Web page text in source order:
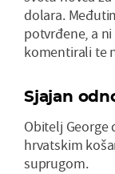
dolara.
potvrđene, a
komentirali te
Sjajan
Obitelj George
hrvatskim
suprugom.